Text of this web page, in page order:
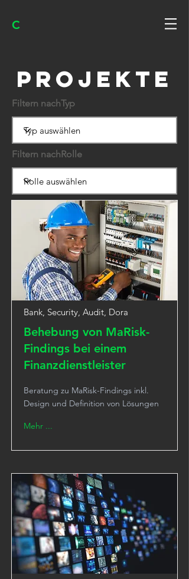
C
Projekte
Filtern nachTyp
Filtern nachRolle
Bank, Security, Audit, Dora
Behebung von MaRisk-
Findings bei einem
Finanzdienstleister
Beratung zu MaRisk-Findings inkl.
Design und Definition von Lösungen
Mehr ...